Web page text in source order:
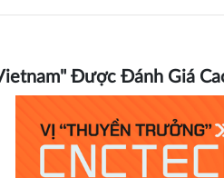
Được Đánh Giá